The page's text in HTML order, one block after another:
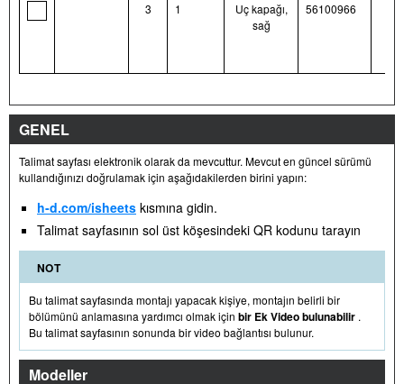
3 1
Uç kapağı,
sağ
56100966
GENEL
Talimat sayfası elektronik olarak da mevcuttur. Mevcut en güncel sürümü
kullandığınızı doğrulamak için aşağıdakilerden birini yapın:
h-d.com/isheets kısmına gidin.
Talimat sayfasının sol üst köşesindeki QR kodunu tarayın
NOT
Bu talimat sayfasında montajı yapacak kişiye, montajın belirli bir
bölümünü anlamasına yardımcı olmak için bir Ek Video bulunabilir .
Bu talimat sayfasının sonunda bir video bağlantısı bulunur.
Modeller